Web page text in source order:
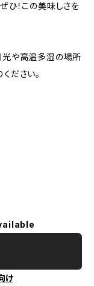
ひ！この美味しさを
光や高温多湿の場所
ださい。
け